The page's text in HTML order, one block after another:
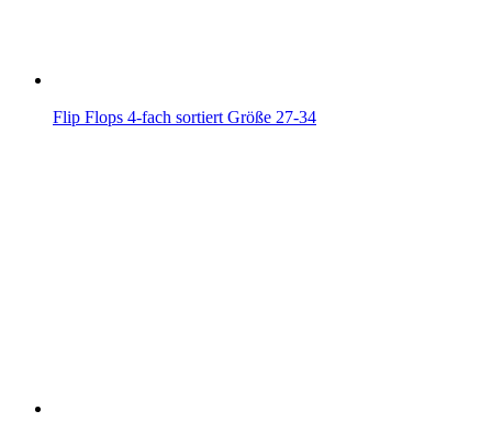
Flip Flops 4-fach sortiert Größe 27-34